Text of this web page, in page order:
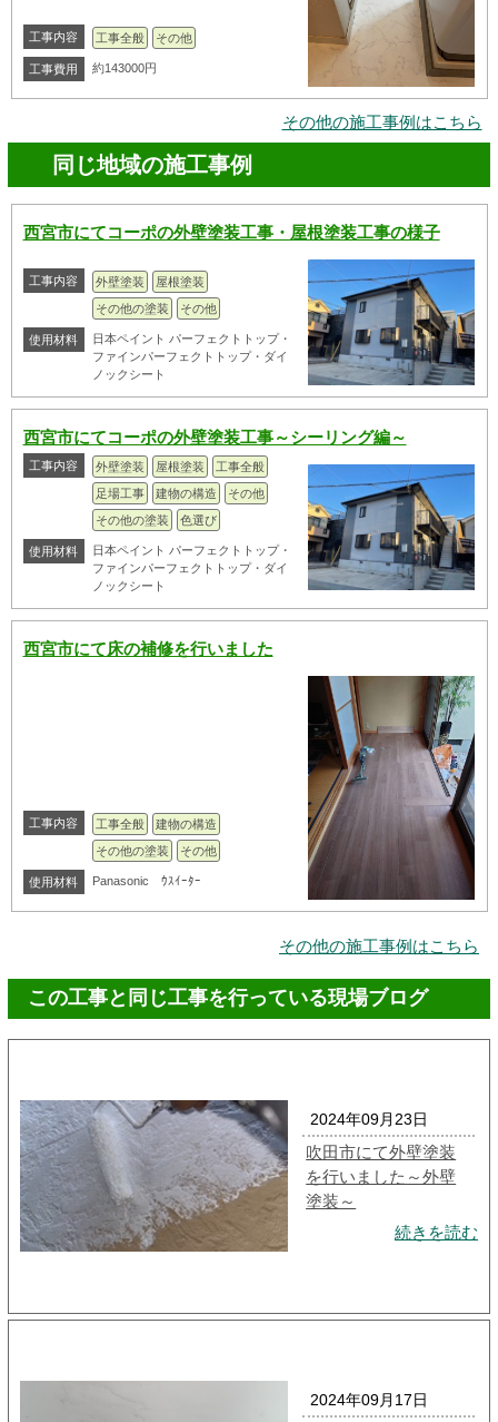
工事内容 工事全般 その他
工事費用 約143000円
その他の施工事例はこちら
同じ地域の施工事例
西宮市にてコーポの外壁塗装工事・屋根塗装工事の様子
工事内容 外壁塗装
屋根塗装
その他の塗装
その他
使用材料
日本ペイント パーフェクトトップ・
ファインパーフェクトトップ・ダイ
ノックシート
西宮市にてコーポの外壁塗装工事～シーリング編～
工事内容 外壁塗装 屋根塗装
工事全般
足場工事
建物の構造
その他
その他の塗装
色選び
使用材料
日本ペイント パーフェクトトップ・
ファインパーフェクトトップ・ダイ
ノックシート
西宮市にて床の補修を行いました
工事内容 工事全般
建物の構造
その他の塗装
その他
使用材料 Panasonic ｳｽｲｰﾀｰ
その他の施工事例はこちら
この工事と同じ工事を行っている現場ブログ
2024年09月23日
吹田市にて外壁塗装
を行いました～外壁
塗装～
続きを読む
2024年09月17日